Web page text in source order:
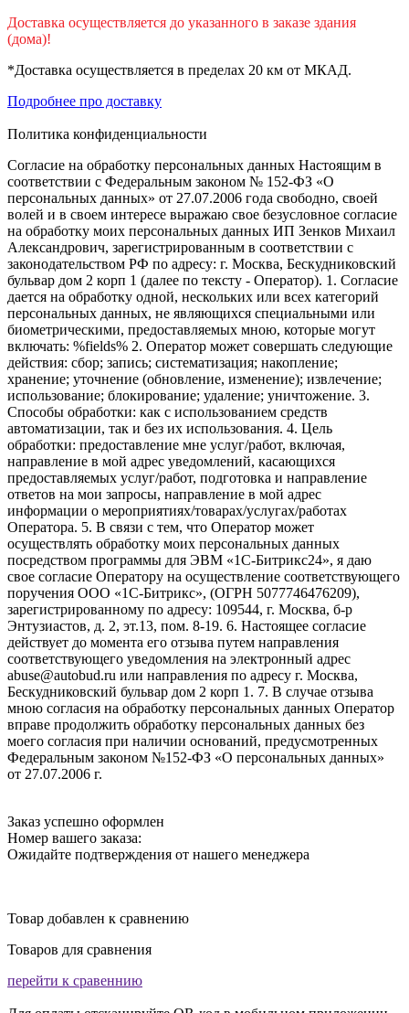
Доставка осуществляется до указанного в заказе здания
(дома)!
*Доставка осуществляется в пределах 20 км от МКАД.
Подробнее про доставку
Политика конфиденциальности
Согласие на обработку персональных данных Настоящим в
соответствии с Федеральным законом № 152-ФЗ «О
персональных данных» от 27.07.2006 года свободно, своей
волей и в своем интересе выражаю свое безусловное согласие
на обработку моих персональных данных ИП Зенков Михаил
Александрович, зарегистрированным в соответствии с
законодательством РФ по адресу: г. Москва, Бескудниковский
бульвар дом 2 корп 1 (далее по тексту - Оператор). 1. Согласие
дается на обработку одной, нескольких или всех категорий
персональных данных, не являющихся специальными или
биометрическими, предоставляемых мною, которые могут
включать: %fields% 2. Оператор может совершать следующие
действия: сбор; запись; систематизация; накопление;
хранение; уточнение (обновление, изменение); извлечение;
использование; блокирование; удаление; уничтожение. 3.
Способы обработки: как с использованием средств
автоматизации, так и без их использования. 4. Цель
обработки: предоставление мне услуг/работ, включая,
направление в мой адрес уведомлений, касающихся
предоставляемых услуг/работ, подготовка и направление
ответов на мои запросы, направление в мой адрес
информации о мероприятиях/товарах/услугах/работах
Оператора. 5. В связи с тем, что Оператор может
осуществлять обработку моих персональных данных
посредством программы для ЭВМ «1С-Битрикс24», я даю
свое согласие Оператору на осуществление соответствующего
поручения ООО «1С-Битрикс», (ОГРН 5077746476209),
зарегистрированному по адресу: 109544, г. Москва, б-р
Энтузиастов, д. 2, эт.13, пом. 8-19. 6. Настоящее согласие
действует до момента его отзыва путем направления
соответствующего уведомления на электронный адрес
abuse@autobud.ru или направления по адресу г. Москва,
Бескудниковский бульвар дом 2 корп 1. 7. В случае отзыва
мною согласия на обработку персональных данных Оператор
вправе продолжить обработку персональных данных без
моего согласия при наличии оснований, предусмотренных
Федеральным законом №152-ФЗ «О персональных данных»
от 27.07.2006 г.
Заказ успешно оформлен
Номер вашего заказа:
Ожидайте подтверждения от нашего менеджера
Товар добавлен к сравнению
Товаров для сравнения
перейти к сравеннию